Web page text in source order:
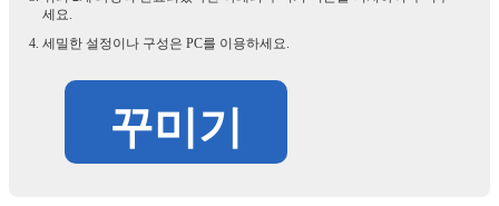
세요.
세밀한 설정이나 구성은 PC를 이용하세요.
꾸미기